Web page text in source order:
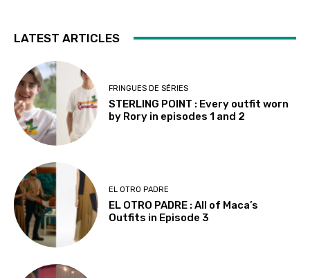
LATEST ARTICLES
FRINGUES DE SÉRIES
STERLING POINT : Every outfit worn
by Rory in episodes 1 and 2
EL OTRO PADRE
EL OTRO PADRE : All of Maca’s
Outfits in Episode 3